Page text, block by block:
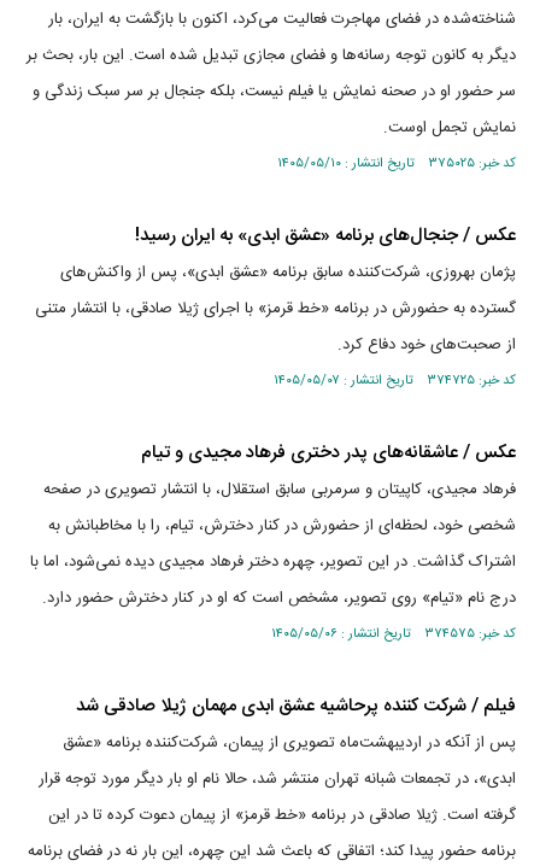
شناخته‌شده در فضای مهاجرت فعالیت می‌کرد، اکنون با بازگشت به ایران، بار
دیگر به کانون توجه رسانه‌ها و فضای مجازی تبدیل شده است. این بار، بحث بر
سر حضور او در صحنه نمایش یا فیلم نیست، بلکه جنجال بر سر سبک زندگی و
نمایش تجمل اوست.
کد خبر: ۳۷۵۰۲۵ تاریخ انتشار : ۱۴۰۵/۰۵/۱۰
عکس / جنجال‌های برنامه «عشق ابدی» به ایران رسید!
پژمان بهروزی، شرکت‌کننده سابق برنامه «عشق ابدی»، پس از واکنش‌های
گسترده به حضورش در برنامه «خط قرمز» با اجرای ژیلا صادقی، با انتشار متنی
از صحبت‌های خود دفاع کرد.
کد خبر: ۳۷۴۷۲۵ تاریخ انتشار : ۱۴۰۵/۰۵/۰۷
عکس / عاشقانه‌های پدر دختری فرهاد مجیدی و تیام
فرهاد مجیدی، کاپیتان و سرمربی سابق استقلال، با انتشار تصویری در صفحه
شخصی خود، لحظه‌ای از حضورش در کنار دخترش، تیام، را با مخاطبانش به
اشتراک گذاشت. در این تصویر، چهره دختر فرهاد مجیدی دیده نمی‌شود، اما با
درج نام «تیام» روی تصویر، مشخص است که او در کنار دخترش حضور دارد.
کد خبر: ۳۷۴۵۷۵ تاریخ انتشار : ۱۴۰۵/۰۵/۰۶
فیلم / شرکت کننده پرحاشیه عشق ابدی مهمان ژیلا صادقی شد
پس از آنکه در اردیبهشت‌ماه تصویری از پیمان، شرکت‌کننده برنامه «عشق
ابدی»، در تجمعات شبانه تهران منتشر شد، حالا نام او بار دیگر مورد توجه قرار
گرفته است. ژیلا صادقی در برنامه «خط قرمز» از پیمان دعوت کرده تا در این
برنامه حضور پیدا کند؛ اتفاقی که باعث شد این چهره، این بار نه در فضای برنامه